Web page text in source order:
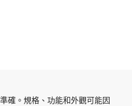
確。規格、功能和外觀可能因